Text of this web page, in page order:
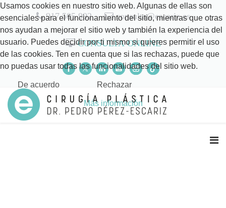
917 505 992 consulta@escariz.es
CONSULTA ONLINE
Usamos cookies en nuestro sitio web. Algunas de ellas son
esenciales para el funcionamiento del sitio, mientras que otras
nos ayudan a mejorar el sitio web y también la experiencia del
usuario. Puedes decidir por ti mismo si quieres permitir el uso
de las cookies. Ten en cuenta que si las rechazas, puede que
no puedas usar todas las funcionalidades del sitio web.
De acuerdo Rechazar
Más información